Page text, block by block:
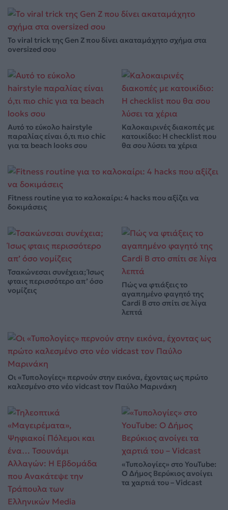
Το viral trick της Gen Z που δίνει ακαταμάχητο σχήμα στα
oversized σου
Αυτό το εύκολο hairstyle
παραλίας είναι ό,τι πιο chic
για τα beach looks σου
Καλοκαιρινές διακοπές με
κατοικίδιο: Η checklist που
θα σου λύσει τα χέρια
Fitness routine για το καλοκαίρι: 4 hacks που αξίζει να
δοκιμάσεις
Τσακώνεσαι συνέχεια; Ίσως
φταις περισσότερο απ’ όσο
νομίζεις
Πώς να φτιάξεις το
αγαπημένο φαγητό της
Cardi B στο σπίτι σε λίγα
λεπτά
Οι «Τυπολογίες» περνούν στην εικόνα, έχοντας ως πρώτο
καλεσμένο στο νέο vidcast τον Παύλο Μαρινάκη
«Τυπολογίες» στο YouTube:
Ο Δήμος Βερύκιος ανοίγει
τα χαρτιά του – Vidcast